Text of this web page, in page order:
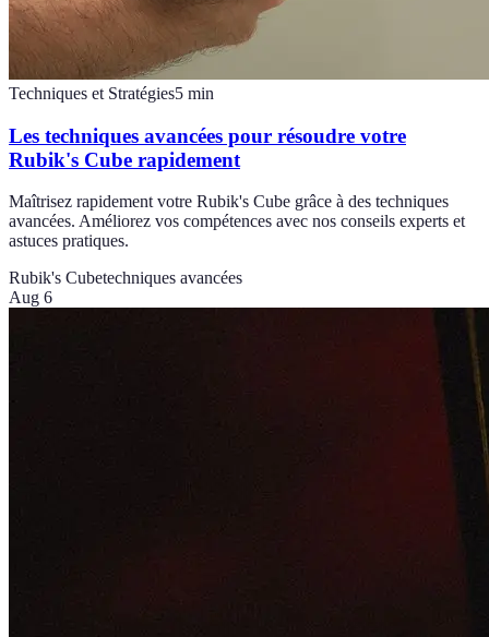
Techniques et Stratégies5 min
Les techniques avancées pour résoudre votre
Rubik's Cube rapidement
Maîtrisez rapidement votre Rubik's Cube grâce à des techniques
avancées. Améliorez vos compétences avec nos conseils experts et
astuces pratiques.
Rubik's Cubetechniques avancées
Aug 6